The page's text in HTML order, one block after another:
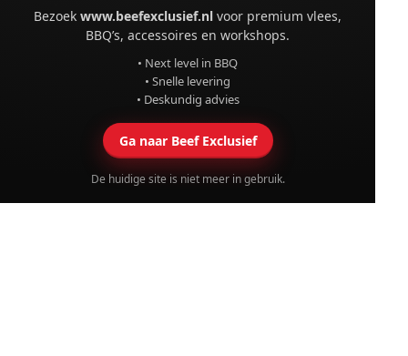
Bezoekwww.beefexclusief.nl voor premium vlees,
BBQ’s, accessoires en workshops.
• Next level in BBQ
• Snelle levering
• Deskundig advies
Ga naar Beef Exclusief
De huidige site is niet meer in gebruik.